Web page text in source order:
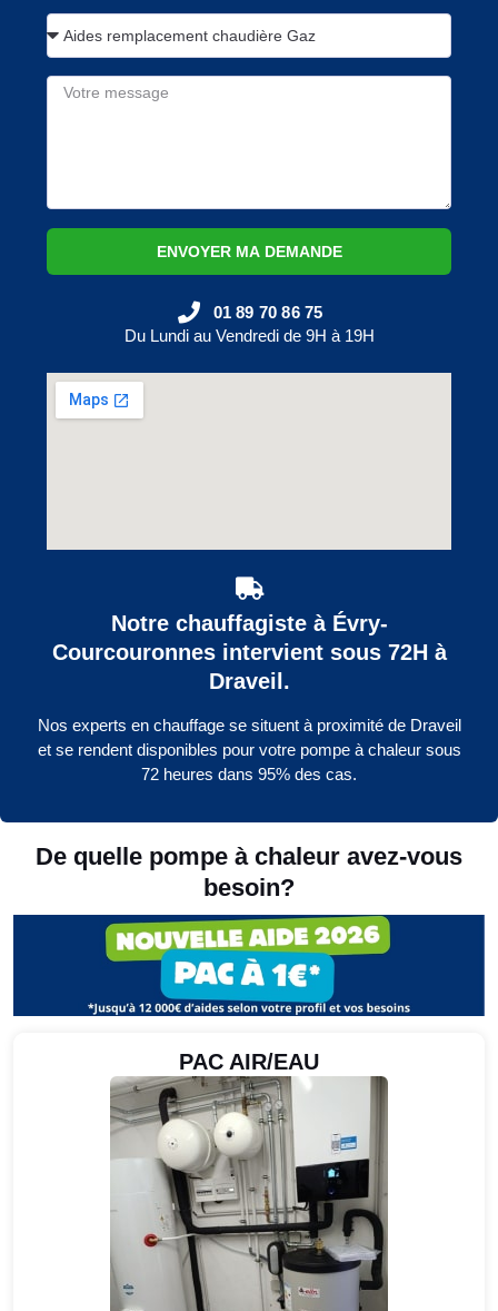
De quelle pompe à chaleur avez-vous
besoin?
PAC AIR/EAU
ENVOYER MA DEMANDE
01 89 70 86 75
Du Lundi au Vendredi de 9H à 19H
Notre chauffagiste à Évry-
Courcouronnes intervient sous 72H à
Draveil.
Nos experts en chauffage se situent à proximité de Draveil
et se rendent disponibles pour votre pompe à chaleur sous
72 heures dans 95% des cas.